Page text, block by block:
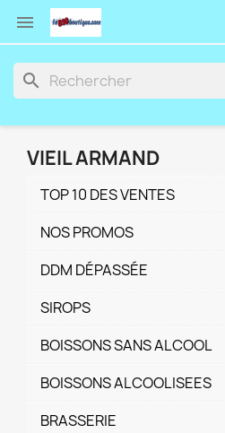

search
VIEIL ARMAND
TOP 10 DES VENTES
NOS PROMOS
DDM DÉPASSÉE
SIROPS
BOISSONS SANS ALCOOL
BOISSONS ALCOOLISEES
BRASSERIE